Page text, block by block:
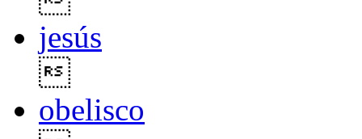
jesús
obelisco